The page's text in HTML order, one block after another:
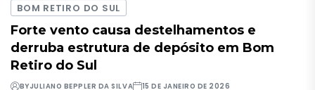
BOM RETIRO DO SUL
Forte vento causa destelhamentos e
derruba estrutura de depósito em Bom
Retiro do Sul
BYJULIANO BEPPLER DA SILVA 15 DE JANEIRO DE 2026